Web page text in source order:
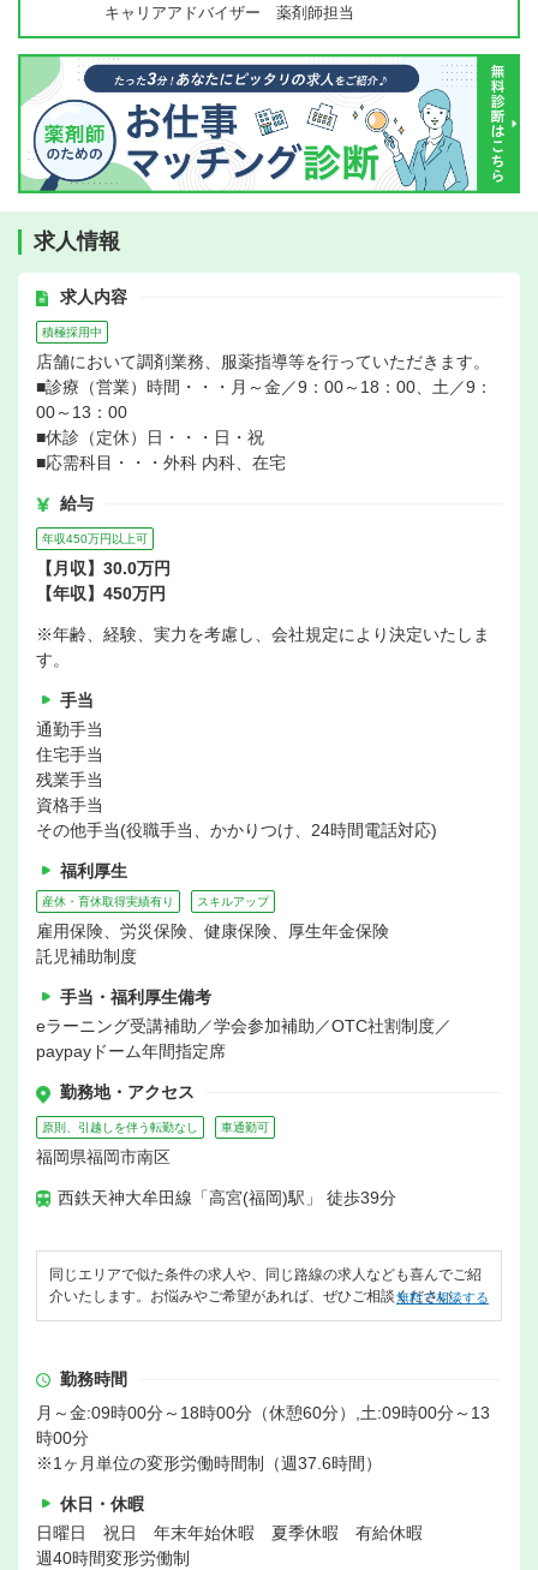
キャリアアドバイザー 薬剤師担当
求人情報
求人内容
積極採用中
店舗において調剤業務、服薬指導等を行っていただきます。
■診療（営業）時間・・・月～金／9：00～18：00、土／9：
00～13：00
■休診（定休）日・・・日・祝
■応需科目・・・外科 内科、在宅
給与
年収450万円以上可
【月収】30.0万円
【年収】450万円
※年齢、経験、実力を考慮し、会社規定により決定いたしま
す。
手当
通勤手当
住宅手当
残業手当
資格手当
その他手当(役職手当、かかりつけ、24時間電話対応)
福利厚生
産休・育休取得実績有り スキルアップ
雇用保険、労災保険、健康保険、厚生年金保険
託児補助制度
手当・福利厚生備考
eラーニング受講補助／学会参加補助／OTC社割制度／
paypayドーム年間指定席
勤務地・アクセス
原則、引越しを伴う転勤なし 車通勤可
福岡県福岡市南区
西鉄天神大牟田線「高宮(福岡)駅」 徒歩39分
同じエリアで似た条件の求人や、同じ路線の求人なども喜んでご紹
介いたします。お悩みやご希望があれば、ぜひご相談ください。
無料で相談する
勤務時間
月～金:09時00分～18時00分（休憩60分）,土:09時00分～13
時00分
※1ヶ月単位の変形労働時間制（週37.6時間）
休日・休暇
日曜日 祝日 年末年始休暇 夏季休暇 有給休暇
週40時間変形労働制